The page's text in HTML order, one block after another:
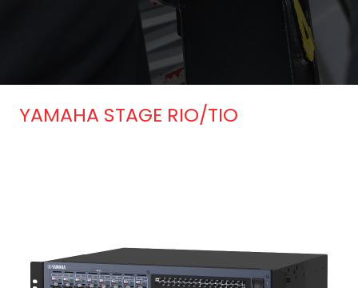
YAMAHA STAGE RIO/TIO